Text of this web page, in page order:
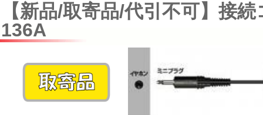
【新品/取寄品/代引不可】接
136A